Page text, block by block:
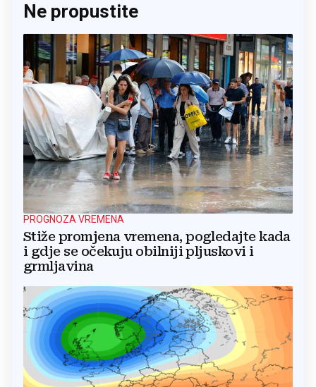
Ne propustite
PROGNOZA VREMENA
Stiže promjena vremena, pogledajte kada
i gdje se očekuju obilniji pljuskovi i
grmljavina